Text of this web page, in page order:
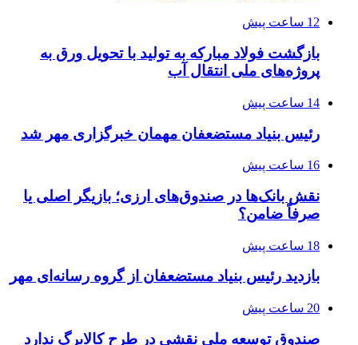
12 ساعت پیش
بازگشت فولاد مبارکه به تولید با تحویل ورق به
پروژه‌های ملی انتقال آب
14 ساعت پیش
رئیس بنیاد مستضعفان مهمان خبرگزاری مهر شد
16 ساعت پیش
نقش بانک‌ها در صندوق‌های ارزی؛ بازیگر اصلی یا
صرفاً ضامن؟
18 ساعت پیش
بازدید رئیس بنیاد مستضعفان از گروه رسانه‌ای مهر
20 ساعت پیش
صندوق توسعه ملی نقشی در طرح کالابرگ ندارد